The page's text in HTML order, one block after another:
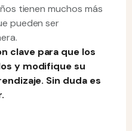
tienen muchos más
pueden ser
clave para que los
y modifique su
Sin duda es